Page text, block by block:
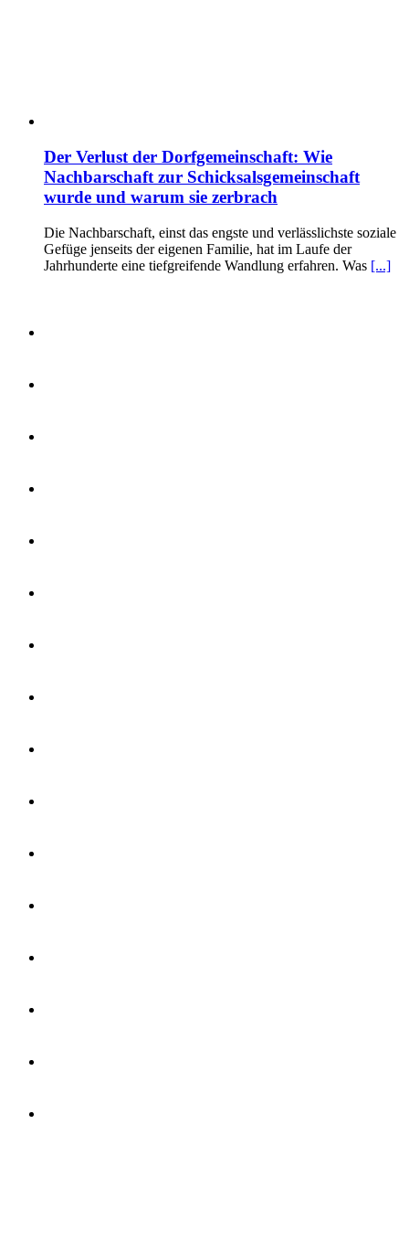
Der Verlust der Dorfgemeinschaft: Wie
Nachbarschaft zur Schicksalsgemeinschaft
wurde und warum sie zerbrach
Die Nachbarschaft, einst das engste und verlässlichste soziale
Gefüge jenseits der eigenen Familie, hat im Laufe der
Jahrhunderte eine tiefgreifende Wandlung erfahren. Was [...]